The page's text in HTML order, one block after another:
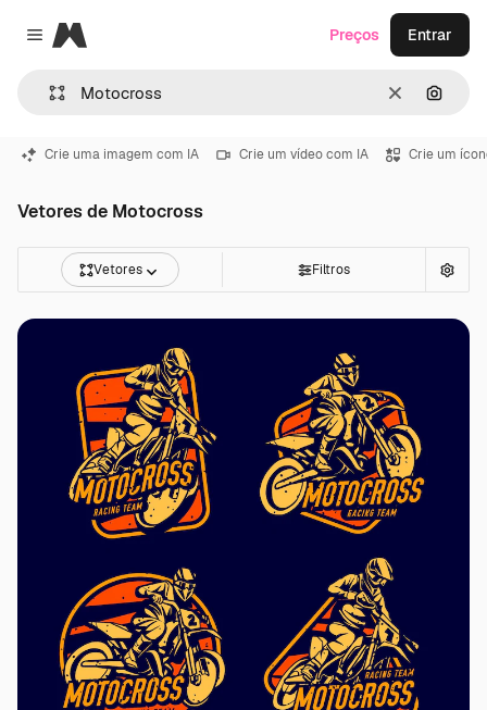
Close menu
Magnific
Limpar
Preços Entrar
Crie uma imagem com IA Crie um vídeo com IA Crie um
Vetores de Motocross
Vetores Filtros